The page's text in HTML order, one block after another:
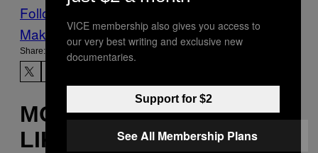
Follow Us On Discover
Make Us Preferred In Top Stories
Share:
MORE
LIKE THIS
VICE membership also gives you access to
our very best writing and exclusive new
documentaries.
Support for $2
See All Membership Plans